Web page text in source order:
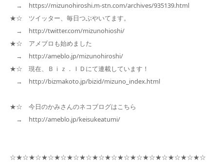
→ https://mizunohiroshi.m-stn.com/archives/935139.html
★☆ ツイッター、毎日つぶやいてます。
→ http://twitter.com/mizunohioshi/
★☆ アメブロも始めました
→ http://ameblo.jp/mizunohiroshi/
★☆ 現在、Ｂｉｚ．ＩＤにて連載しています！
→ http://bizmakoto.jp/bizid/mizuno_index.html
★☆ 今日のかみさんのネコブログはこちら
→ http://ameblo.jp/keisukeatumi/
☆★☆★☆★☆★☆★☆★☆★☆★☆★☆★☆★☆★☆★☆★☆★☆